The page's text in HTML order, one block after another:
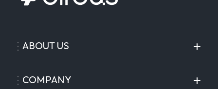
ABOUT US
COMPANY